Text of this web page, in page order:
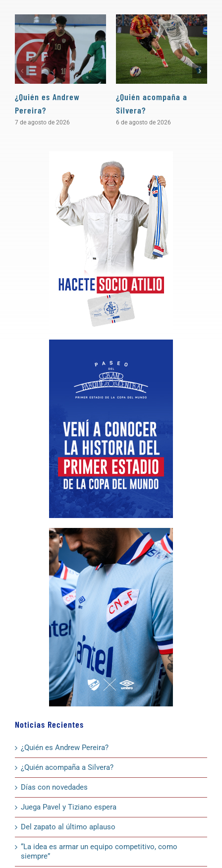
¿Quién es Andrew
Pereira?
7 de agosto de 2026
¿Quién acompaña a
Silvera?
6 de agosto de 2026
Noticias Recientes
¿Quién es Andrew Pereira?
¿Quién acompaña a Silvera?
Días con novedades
Juega Pavel y Tiziano espera
Del zapato al último aplauso
“La idea es armar un equipo competitivo, como
siempre”